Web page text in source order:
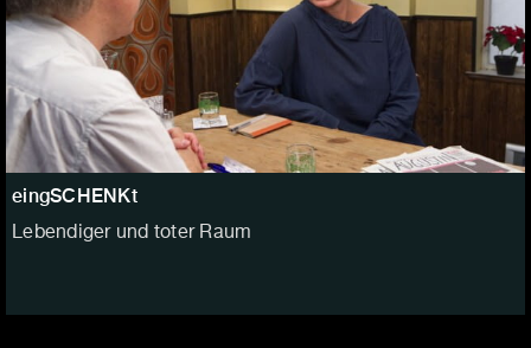
eingSCHENKt
Lebendiger und toter Raum